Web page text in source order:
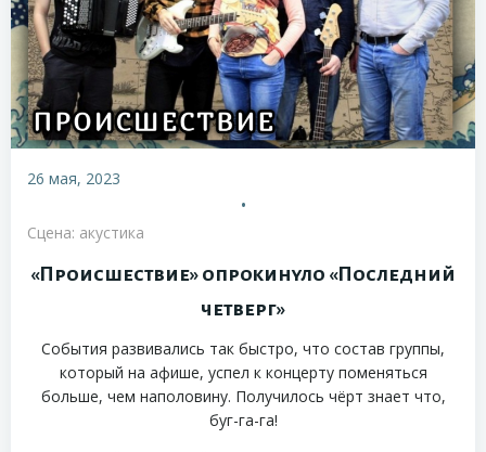
26 мая, 2023
•
Сцена: акустика
«Происшествие» опрокинуло «Последний
четверг»
События развивались так быстро, что состав группы,
который на афише, успел к концерту поменяться
больше, чем наполовину. Получилось чёрт знает что,
буг-га-га!